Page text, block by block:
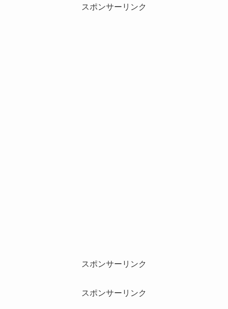
スポンサーリンク
スポンサーリンク
スポンサーリンク